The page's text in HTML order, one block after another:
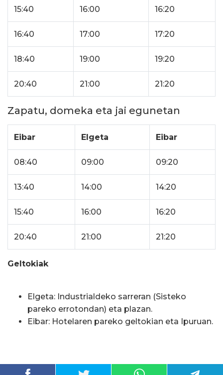
15:40 16:00 16:20
16:40 17:00 17:20
18:40 19:00 19:20
20:40 21:00 21:20
Zapatu, domeka eta jai egunetan
Eibar Elgeta Eibar
08:40 09:00 09:20
13:40 14:00 14:20
15:40 16:00 16:20
20:40 21:00 21:20
Geltokiak
Elgeta: Industrialdeko sarreran (Sisteko
pareko errotondan) eta plazan.
Eibar: Hotelaren pareko geltokian eta Ipuruan.